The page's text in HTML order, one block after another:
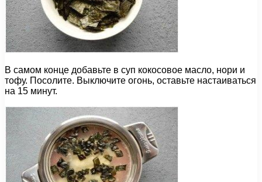
В самом конце добавьте в суп кокосовое масло, нори и
тофу. Посолите. Выключите огонь, оставьте настаиваться
на 15 минут.